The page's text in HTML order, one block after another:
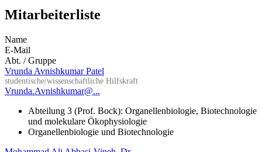
Mitarbeiterliste
Name
E-Mail
Abt. / Gruppe
Vrunda Avnishkumar Patel
studentische/wissenschaftliche Hilfskraft
Vrunda.Avnishkumar@...
Abteilung 3 (Prof. Bock): Organellenbiologie, Biotechnologie
und molekulare Ökophysiologie
Organellenbiologie und Biotechnologie